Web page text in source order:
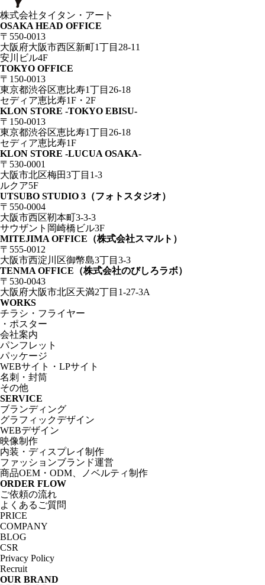
株式会社タイタン・アート
OSAKA HEAD OFFICE
〒550-0013
大阪府大阪市西区新町1丁目28-11
安川ビル4F
TOKYO OFFICE
〒150-0013
東京都渋谷区恵比寿1丁目26-18
セディア恵比寿1F・2F
KLON STORE -TOKYO EBISU-
〒150-0013
東京都渋谷区恵比寿1丁目26-18
セディア恵比寿1F
KLON STORE -LUCUA OSAKA-
〒530-0001
大阪市北区梅田3丁目1-3
ルクア5F
UTSUBO STUDIO 3（フォトスタジオ）
〒550-0004
大阪市西区靭本町3-3-3
サウザント岡崎橋ビル3F
MITEJIMA OFFICE（株式会社スマルト）
〒555-0012
大阪市西淀川区御幣島3丁目3-3
TENMA OFFICE（株式会社のびしろラボ）
〒530-0043
大阪府大阪市北区天満2丁目1-27-3A
WORKS
チラシ・フライヤー
・ポスター
会社案内
パンフレット
パッケージ
WEBサイト・LPサイト
名刺・封筒
その他
SERVICE
ブランディング
グラフィックデザイン
WEBデザイン
映像制作
内装・ディスプレイ制作
ファッションブランド運営
商品OEM・ODM、ノベルティ制作
ORDER FLOW
ご依頼の流れ
よくあるご質問
PRICE
COMPANY
BLOG
CSR
Privacy Policy
Recruit
OUR BRAND